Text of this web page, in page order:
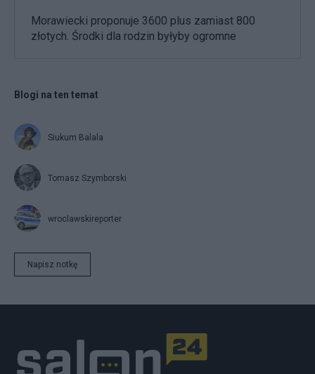
Morawiecki proponuje 3600 plus zamiast 800
złotych. Środki dla rodzin byłyby ogromne
Blogi na ten temat
Siukum Balala
Tomasz Szymborski
wroclawskireporter
Napisz notkę